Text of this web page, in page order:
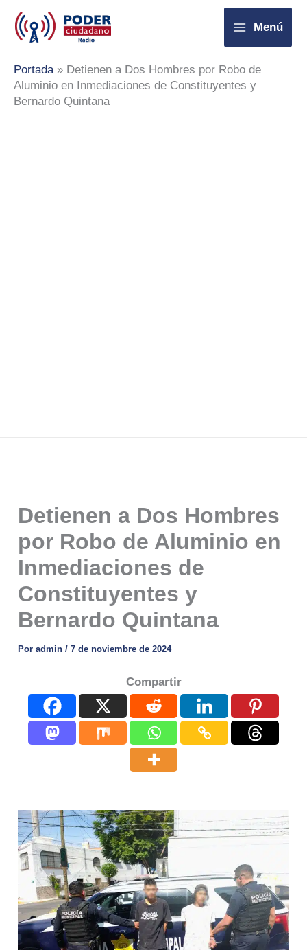
contenido
Menú
Portada» Detienen a Dos Hombres por Robo de
Aluminio en Inmediaciones de Constituyentes y
Bernardo Quintana
Detienen a Dos Hombres
por Robo de Aluminio en
Inmediaciones de
Constituyentes y
Bernardo Quintana
Poradmin/7 de noviembre de 2024
Compartir